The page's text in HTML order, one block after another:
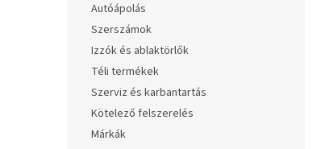
Autóápolás
Szerszámok
Izzók és ablaktörlők
Téli termékek
Szerviz és karbantartás
Kötelező felszerelés
Márkák